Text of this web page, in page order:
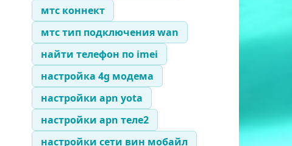
мтс коннект
мтс тип подключения wan
найти телефон по imei
настройка 4g модема
настройки apn yota
настройки apn теле2
настройки сети вин мобайл